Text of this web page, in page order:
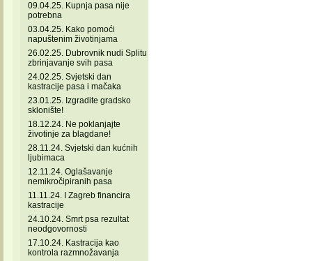
09.04.25. Kupnja pasa nije
potrebna
03.04.25. Kako pomoći
napuštenim životinjama
26.02.25. Dubrovnik nudi Splitu
zbrinjavanje svih pasa
24.02.25. Svjetski dan
kastracije pasa i mačaka
23.01.25. Izgradite gradsko
sklonište!
18.12.24. Ne poklanjajte
životinje za blagdane!
28.11.24. Svjetski dan kućnih
ljubimaca
12.11.24. Oglašavanje
nemikročipiranih pasa
11.11.24. I Zagreb financira
kastracije
24.10.24. Smrt psa rezultat
neodgovornosti
17.10.24. Kastracija kao
kontrola razmnožavanja